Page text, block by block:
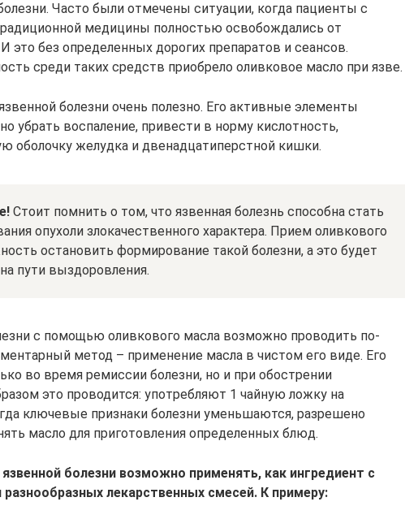
Часто были отмечены ситуации, когда пациенты с
медицины полностью освобождались от
это без определенных дорогих препаратов и сеансов.
среди таких средств приобрело оливковое масло при язве.
болезни очень полезно. Его активные элементы
убрать воспаление, привести в норму кислотность,
оболочку желудка и двенадцатиперстной кишки.
Стоит помнить о том, что язвенная болезнь способна стать
опухоли злокачественного характера. Прием оливкового
остановить формирование такой болезни, а это будет
пути выздоровления.
с помощью оливкового масла возможно проводить по-
метод – применение масла в чистом его виде. Его
во время ремиссии болезни, но и при обострении
это проводится: употребляют 1 чайную ложку на
ключевые признаки болезни уменьшаются, разрешено
масло для приготовления определенных блюд.
болезни возможно применять, как ингредиент с
лекарственных смесей. К примеру: